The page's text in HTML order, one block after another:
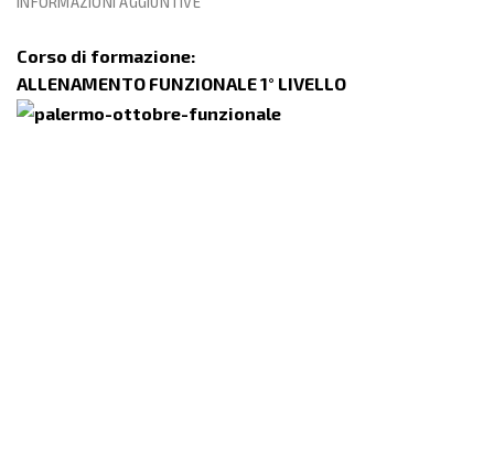
Corso di formazione:
ALLENAMENTO FUNZIONALE 1° LIVELLO